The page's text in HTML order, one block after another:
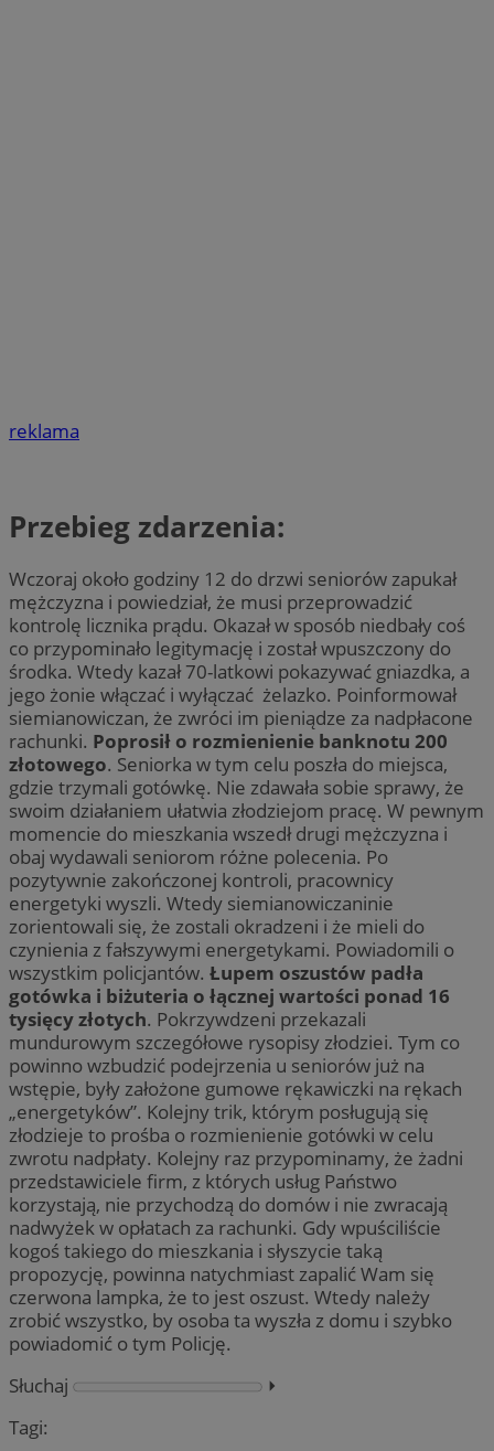
reklama
Przebieg zdarzenia:
Wczoraj około godziny 12 do drzwi seniorów zapukał
mężczyzna i powiedział, że musi przeprowadzić
kontrolę licznika prądu. Okazał w sposób niedbały coś
co przypominało legitymację i został wpuszczony do
środka. Wtedy kazał 70-latkowi pokazywać gniazdka, a
jego żonie włączać i wyłączać żelazko. Poinformował
siemianowiczan, że zwróci im pieniądze za nadpłacone
rachunki. Poprosił o rozmienienie banknotu 200
złotowego. Seniorka w tym celu poszła do miejsca,
gdzie trzymali gotówkę. Nie zdawała sobie sprawy, że
swoim działaniem ułatwia złodziejom pracę. W pewnym
momencie do mieszkania wszedł drugi mężczyzna i
obaj wydawali seniorom różne polecenia. Po
pozytywnie zakończonej kontroli, pracownicy
energetyki wyszli. Wtedy siemianowiczaninie
zorientowali się, że zostali okradzeni i że mieli do
czynienia z fałszywymi energetykami. Powiadomili o
wszystkim policjantów. Łupem oszustów padła
gotówka i biżuteria o łącznej wartości ponad 16
tysięcy złotych. Pokrzywdzeni przekazali
mundurowym szczegółowe rysopisy złodziei. Tym co
powinno wzbudzić podejrzenia u seniorów już na
wstępie, były założone gumowe rękawiczki na rękach
„energetyków”. Kolejny trik, którym posługują się
złodzieje to prośba o rozmienienie gotówki w celu
zwrotu nadpłaty. Kolejny raz przypominamy, że żadni
przedstawiciele firm, z których usług Państwo
korzystają, nie przychodzą do domów i nie zwracają
nadwyżek w opłatach za rachunki. Gdy wpuściliście
kogoś takiego do mieszkania i słyszycie taką
propozycję, powinna natychmiast zapalić Wam się
czerwona lampka, że to jest oszust. Wtedy należy
zrobić wszystko, by osoba ta wyszła z domu i szybko
powiadomić o tym Policję.
Słuchaj
⏵︎
Tagi: